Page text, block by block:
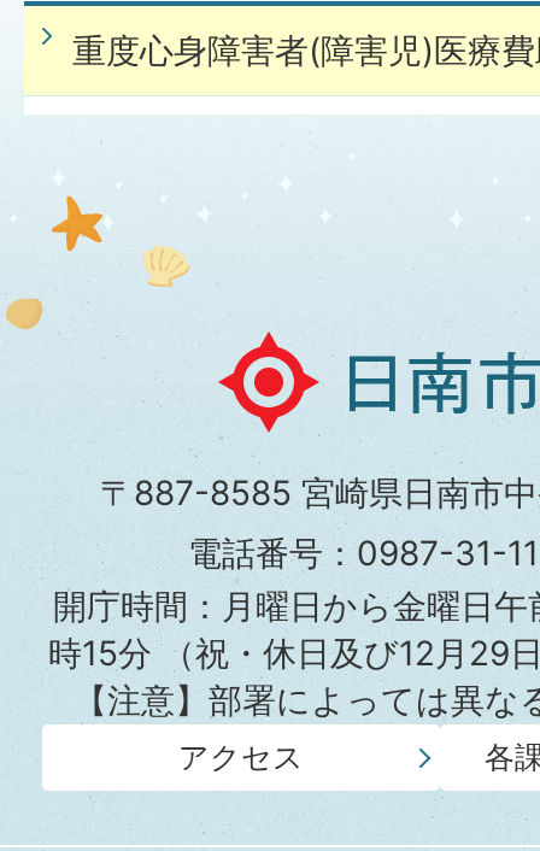
重度心身障害者(障害児)医療
日
南
市
役
所
〒887-8585 宮崎県日南市
電話番号：0987-31-
開庁時間：月曜日から金曜日
時15分（祝・休日及び12月29
【注意】部署によっては異
アクセス 各